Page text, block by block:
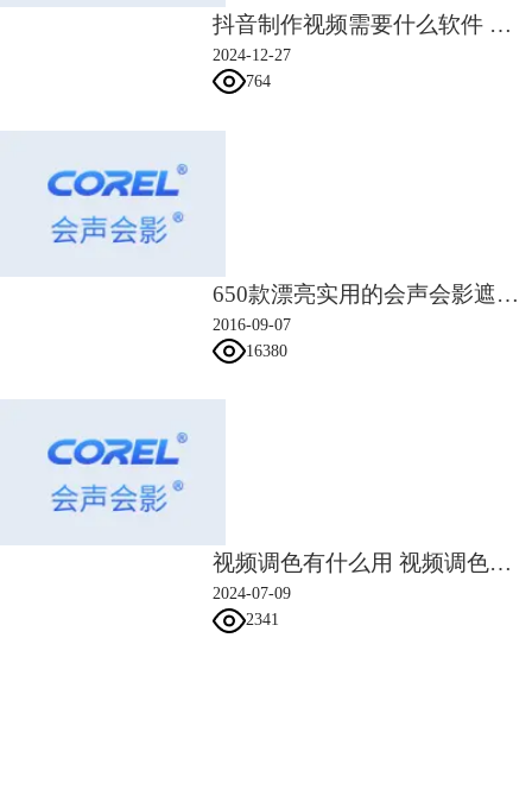
图4：设置滤镜
6. 通过上述5步，我们的多个滤镜效果添加就算完成了，导览面板上有“播
放”选项，点击后即可预览视频滤镜添加效果。
图5：滤镜效果
会声会影教程网除了提供滤镜效果添加和删除的方法，还有很多其他软件
抖音制作视频需要什么软件 抖音制作视频需要注意的地方
2024-12-27
764
650款漂亮实用的会声会影遮罩素材
2016-09-07
16380
视频调色有什么用 视频调色的操作步骤
2024-07-09
2341